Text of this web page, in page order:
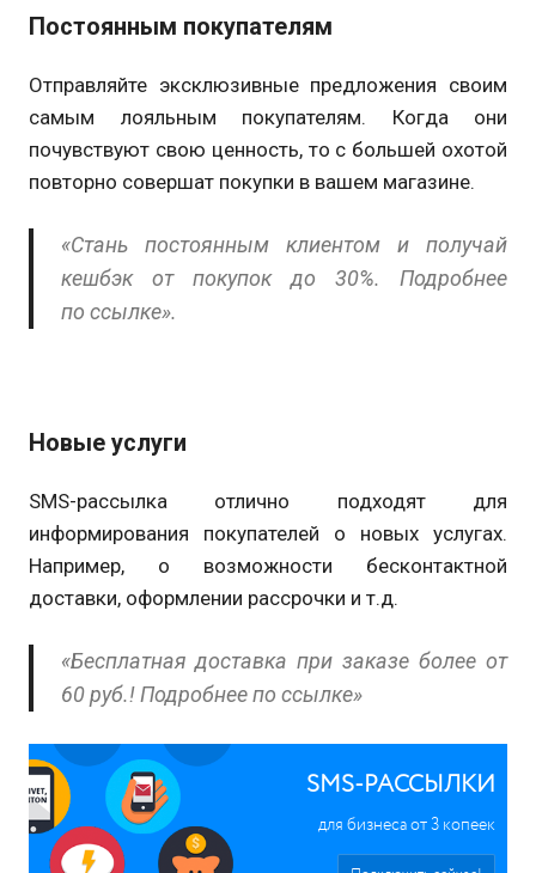
Постоянным покупателям
Отправляйте эксклюзивные предложения своим
самым лояльным покупателям. Когда они
почувствуют свою ценность, то с большей охотой
повторно совершат покупки в вашем магазине.
«Стань постоянным клиентом и получай
кешбэк от покупок до 30%. Подробнее
по ссылке».
Новые услуги
SMS-рассылка отлично подходят для
информирования покупателей о новых услугах.
Например, о возможности бесконтактной
доставки, оформлении рассрочки и т.д.
«Бесплатная доставка при заказе более от
60 руб.! Подробнее по ссылке»
SMS-РАССЫЛКИ
для бизнеса от 3 копеек